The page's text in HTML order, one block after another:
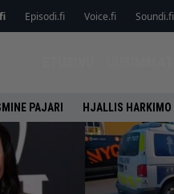
Episodi.fi Voice.fi Soundi.fi
PAJARI HJALLIS HARKIMO